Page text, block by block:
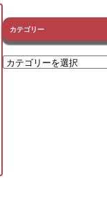
カテゴリー